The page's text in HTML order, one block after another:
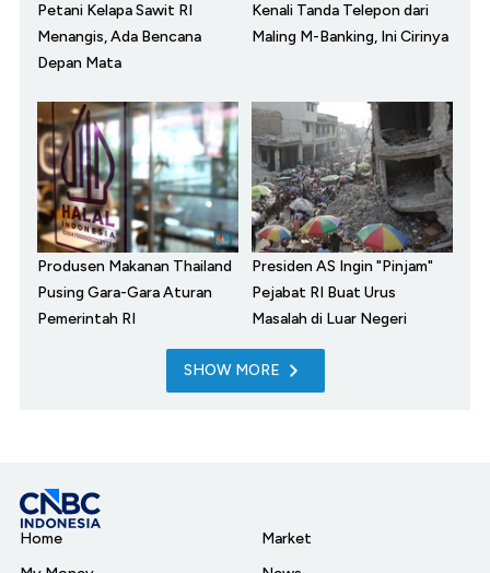
Petani Kelapa Sawit RI
Menangis, Ada Bencana
Depan Mata
Kenali Tanda Telepon dari
Maling M-Banking, Ini Cirinya
Produsen Makanan Thailand
Pusing Gara-Gara Aturan
Pemerintah RI
Presiden AS Ingin "Pinjam"
Pejabat RI Buat Urus
Masalah di Luar Negeri
SHOW MORE
Home
Market